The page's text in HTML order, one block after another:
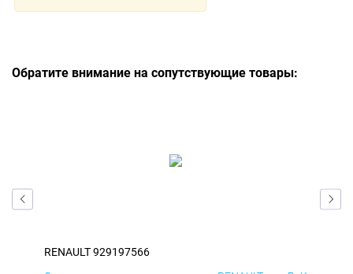
Обратите внимание на сопутствующие товары:
RENAULT 929197566